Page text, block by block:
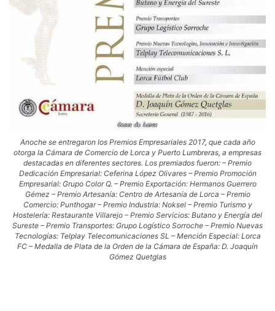
Anoche se entregaron los Premios Empresariales 2017, que cada año
otorga la Cámara de Comercio de Lorca y Puerto Lumbreras, a empresas
destacadas en diferentes sectores. Los premiados fueron: – Premio
Dedicación Empresarial: Ceferina López Olivares – Premio Promoción
Empresarial: Grupo Color Q. – Premio Exportación: Hermanos Guerrero
Gémez – Premio Artesanía: Centro de Artesanía de Lorca – Premio
Comercio: Punthogar – Premio Industria: Noksel – Premio Turismo y
Hostelería: Restaurante Villarejo – Premio Servicios: Butano y Energía del
Sureste – Premio Transportes: Grupo Logístico Sorroche – Premio Nuevas
Tecnologías: Telplay Telecomunicaciones SL – Mención Especial: Lorca
FC – Medalla de Plata de la Orden de la Cámara de España: D. Joaquín
Gómez Quetglas